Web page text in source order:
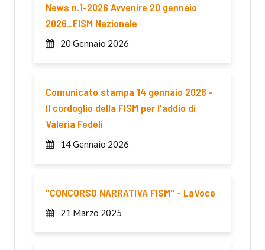
News n.1-2026 Avvenire 20 gennaio
2026_FISM Nazionale
20 Gennaio 2026
Comunicato stampa 14 gennaio 2026 -
Il cordoglio della FISM per l'addio di
Valeria Fedeli
14 Gennaio 2026
"CONCORSO NARRATIVA FISM" - LaVoce
21 Marzo 2025